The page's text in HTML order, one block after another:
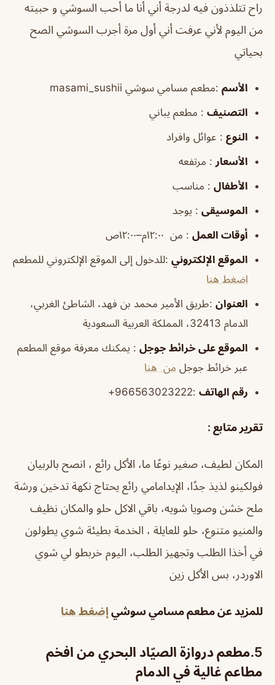
راح تتلذذون فيه لدرجة أني أنا ما أحب السوشي و حبيته
من اليوم لأني عرفت أني أول مرة أجرب السوشي الصح
بحياتي
الأسم :مطعم مسامي سوشي masami_sushii
التصنيف : مطعم يباني
النوع : عوائل وافراد
الأسعار : مرتفعه
الأطفال : مناسب
الموسيقى : يوجد
أوقات العمل : من ١٢:٠٠م–١٢:٠٠ص
الموقع الإلكتروني :للدخول إلى الموقع الإلكتروني للمطعم
اضغط هنا
العنوان :طريق الأمير محمد بن فهد، الشاطئ الغربي،
الدمام 32413، المملكة العربية السعودية
الموقع على خرائط جوجل : يمكنك معرفة موقع المطعم
عبر خرائط جوجل من هنا
رقم الهاتف :966563023222+
تقرير متابع :
المكان لطيف، صغير نوعًا ما، الأكل رائع ، انصح بالربيان
فولكينو لذيذ جدًا، الإيدامامي رائع يحتاج نكهة تدخين ورشة
ملح خشن وصويا شويه، باقي الاكل حلو والمكان نظيف
والمنيو متنوع، حلو للعايلة ، الخدمة بطيئة شوي يطولون
في أخذا الطلب وتجهيز الطلب، اليوم خربطو لي شوي
الاوردر، بس الأكل زين
للمزيد عن مطعم مسامي سوشي إضغط هنا
5. مطعم دروازة الصيّاد البحري من افخم
مطاعم غالية في الدمام